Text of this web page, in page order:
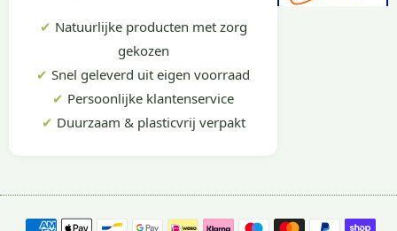
✔ Natuurlijke producten met zorg
gekozen
✔ Snel geleverd uit eigen voorraad
✔ Persoonlijke klantenservice
✔ Duurzaam & plasticvrij verpakt